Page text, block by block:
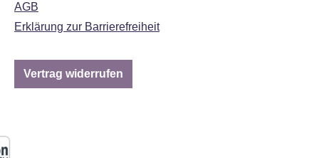
AGB
Erklärung zur Barrierefreiheit
Vertrag widerrufen